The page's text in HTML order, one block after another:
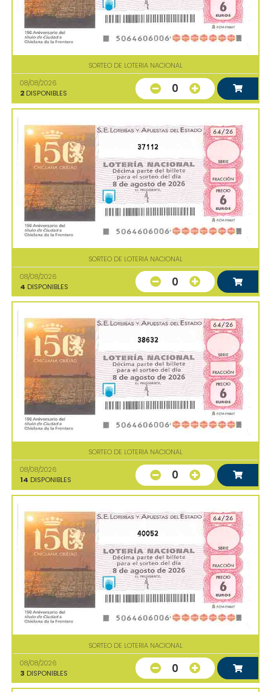
SORTEO DE LOTERIA NACIONAL
08/08/2026
2 DISPONIBLES 0
37112
SORTEO DE LOTERIA NACIONAL
08/08/2026
4 DISPONIBLES 0
38632
SORTEO DE LOTERIA NACIONAL
08/08/2026
14 DISPONIBLES 0
40052
SORTEO DE LOTERIA NACIONAL
08/08/2026
3 DISPONIBLES 0